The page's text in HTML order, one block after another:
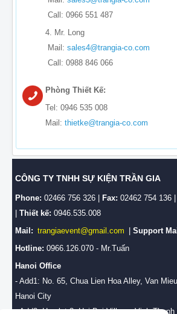
Call: 0966 551 487
4. Mr. Long
Mail: sales4@trangia-co.com
Call: 0988 846 066
Phòng Thiết Kế:
Tel: 0946 535 008
Mail: thietke@trangia-co.com
CÔNG TY TNHH SỰ KIỆN TRẦN GIA
Phone: 02466 756 326 | Fax: 02462 754 136 |
Thiết kế: 0946.535.008
Mail: trangiaevent@gmail.com Support
Hotline: 0966.126.070 - Mr.Tuấn
Hanoi Office
- Add1: No. 65, Chua Lien Hoa Alley, Van
Hanoi City
- Add2: Hamlet 3, Hai Boi Village, Vinh